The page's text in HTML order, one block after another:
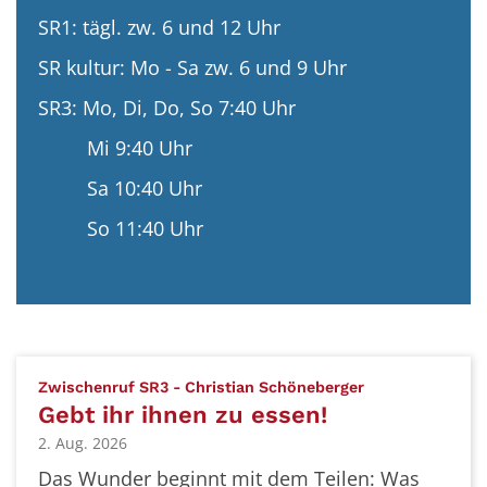
SR1: tägl. zw. 6 und 12 Uhr
SR kultur: Mo - Sa zw. 6 und 9 Uhr
SR3: Mo, Di, Do, So 7:40 Uhr
Mi 9:40 Uhr
Sa 10:40 Uhr
So 11:40 Uhr
Zwischenruf SR3 - Christian Schöneberger:
Gebt ihr ihnen zu essen!
2. Aug. 2026
Das Wunder beginnt mit dem Teilen: Was